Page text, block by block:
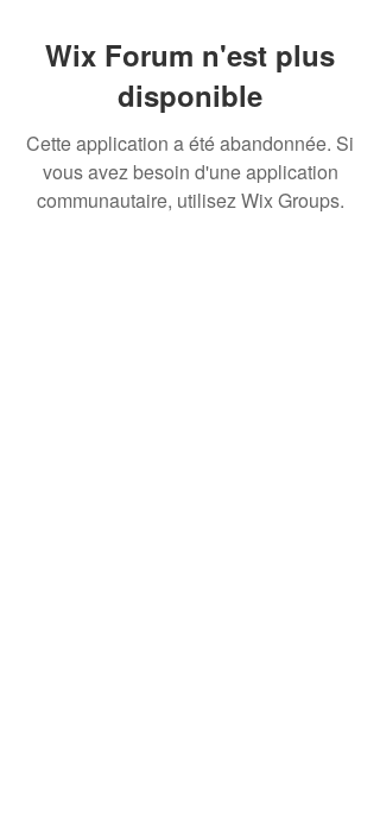
Wix Forum n'est plus
disponible
Cette application a été abandonnée. Si
vous avez besoin d'une application
communautaire, utilisez Wix Groups.